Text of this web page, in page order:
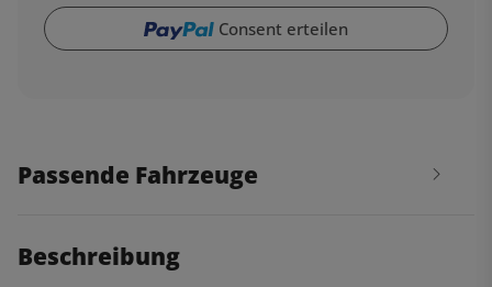
Consent erteilen
Passende Fahrzeuge
Beschreibung